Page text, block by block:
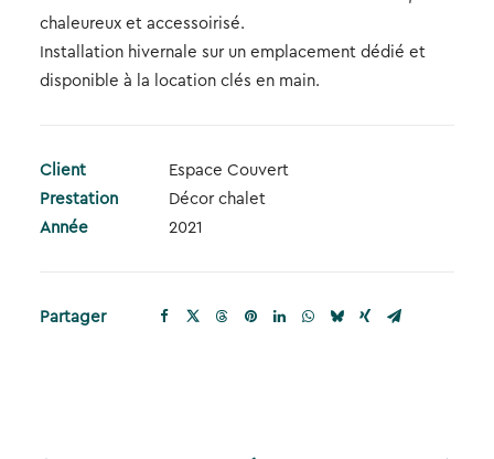
chaleureux et accessoirisé.
Installation hivernale sur un emplacement dédié et
disponible à la location clés en main.
Client
Espace Couvert
Prestation
Décor chalet
Année
2021
Partager